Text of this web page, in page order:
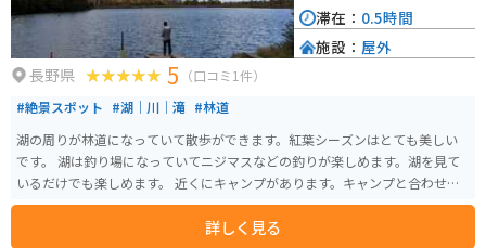
長野県 5 （口コミ1件）
#絶景スポット #湖｜川｜滝 #林道
湖の周りが林道になっていて散歩ができます。紅葉シーズンはとても美しい
です。 湖は釣り場になっていてニジマスなどの釣りが楽しめます。湖を見て
いるだけでも楽しめます。 近くにキャンプがあります。キャンプと合わせて
楽しめると思います。
詳しく見る
滞在： 0.5時間
施設： 屋外